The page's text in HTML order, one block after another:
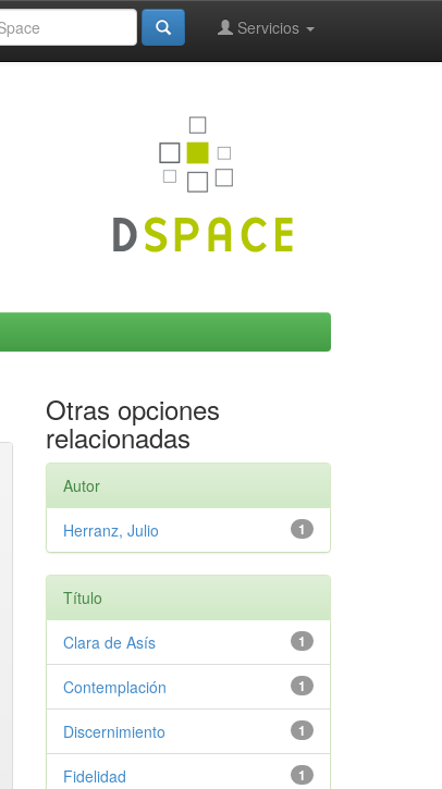
Servicios
Otras opciones
relacionadas
Autor
1
Herranz, Julio
Título
1
Clara de Asís
1
Contemplación
1
Discernimiento
1
Fidelidad